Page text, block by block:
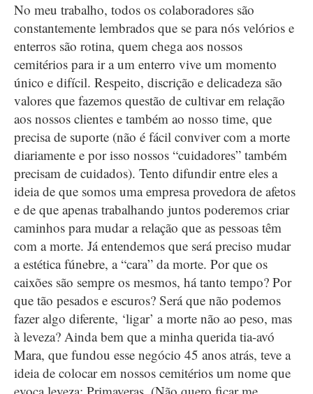
No meu trabalho, todos os colaboradores são
constantemente lembrados que se para nós velórios e
enterros são rotina, quem chega aos nossos
cemitérios para ir a um enterro vive um momento
único e difícil. Respeito, discrição e delicadeza são
valores que fazemos questão de cultivar em relação
aos nossos clientes e também ao nosso time, que
precisa de suporte (não é fácil conviver com a morte
diariamente e por isso nossos “cuidadores” também
precisam de cuidados). Tento difundir entre eles a
ideia de que somos uma empresa provedora de afetos
e de que apenas trabalhando juntos poderemos criar
caminhos para mudar a relação que as pessoas têm
com a morte. Já entendemos que será preciso mudar
a estética fúnebre, a “cara” da morte. Por que os
caixões são sempre os mesmos, há tanto tempo? Por
que tão pesados e escuros? Será que não podemos
fazer algo diferente, ‘ligar’ a morte não ao peso, mas
à leveza? Ainda bem que a minha querida tia-avó
Mara, que fundou esse negócio 45 anos atrás, teve a
ideia de colocar em nossos cemitérios um nome que